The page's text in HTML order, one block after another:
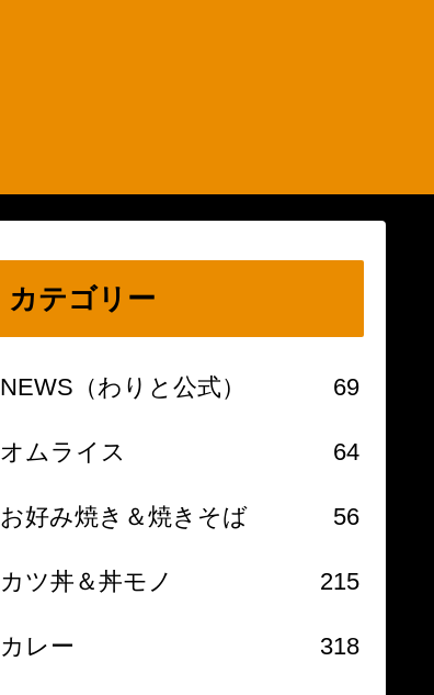
カテゴリー
NEWS（わりと公式） 69
オムライス 64
お好み焼き＆焼きそば 56
カツ丼＆丼モノ 215
カレー 318